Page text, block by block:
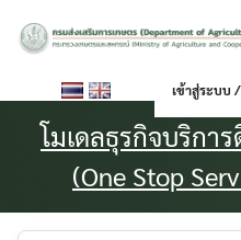
เข้าสู่ระบบ
โมเดลธุรกิจบริก
(One Stop